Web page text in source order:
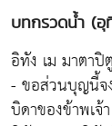
บทกรวดน้ำ (
อิทัง เม มาตา
- ขอส่วนบุญนี้จ
บิดาของข้าพเจ้